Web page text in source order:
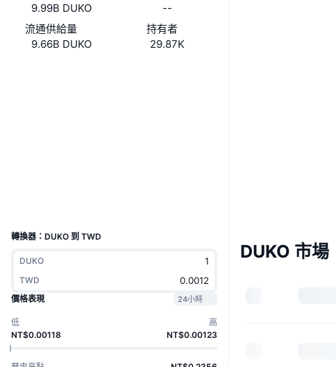
9.99B DUKO
--
流通供給量
9.66B DUKO
持有者
29.87K
轉換器：DUKO 到 TWD
DUKO
TWD
價格表現
24小時
低
NT$0.00118
高
NT$0.00123
DUKO 市場